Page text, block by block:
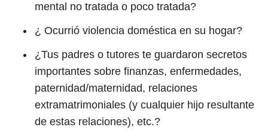
mental no tratada o poco tratada?
¿ Ocurrió violencia doméstica en su hogar?
¿Tus padres o tutores te guardaron secretos
importantes sobre finanzas, enfermedades,
paternidad/maternidad, relaciones
extramatrimoniales (y cualquier hijo resultante
de estas relaciones), etc.?